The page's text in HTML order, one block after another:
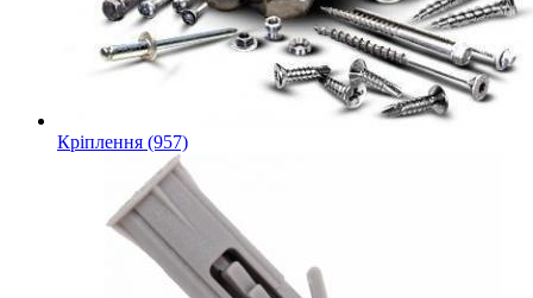
Кріплення (957)